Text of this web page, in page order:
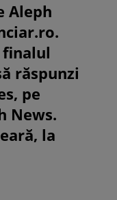
Aleph
finalul
răspunzi
pe
News.
la